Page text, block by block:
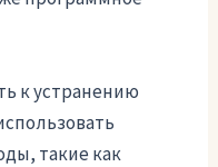
к устранению
такие как